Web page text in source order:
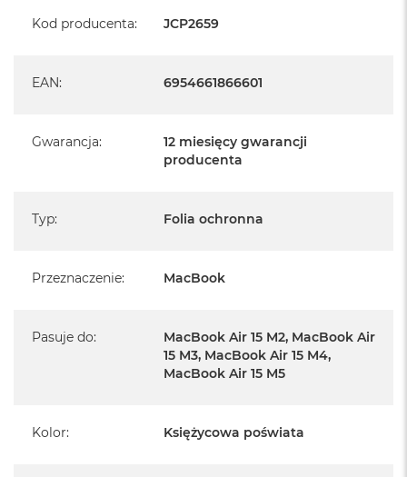
Kod producenta: JCP2659
EAN: 6954661866601
Gwarancja:
12 miesięcy gwarancji
producenta
Typ: Folia ochronna
Przeznaczenie: MacBook
Pasuje do:
MacBook Air 15 M2, MacBook Air
15 M3, MacBook Air 15 M4,
MacBook Air 15 M5
Kolor: Księżycowa poświata